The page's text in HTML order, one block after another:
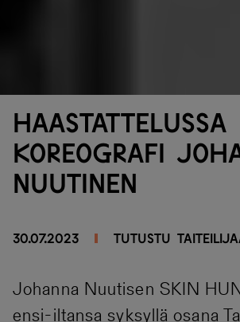
Haastattelussa
koreografi
Nuutinen
30.07.2023 Tutustu
Johanna Nuutisen SKIN
ensi-iltansa syksyllä osana